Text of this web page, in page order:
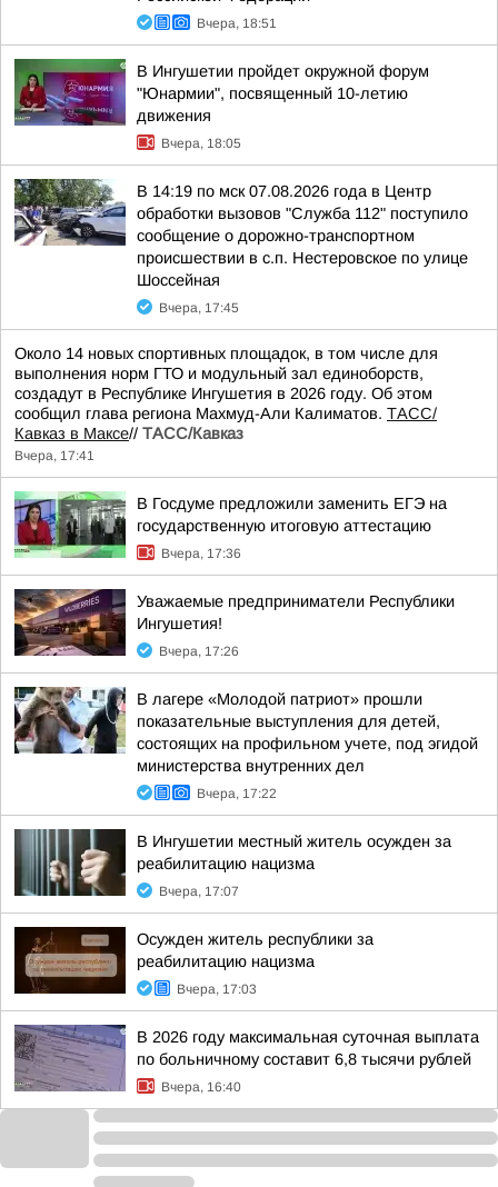
Вчера, 18:51
В Ингушетии пройдет окружной форум
"Юнармии", посвященный 10-летию
движения
Вчера, 18:05
В 14:19 по мск 07.08.2026 года в Центр
обработки вызовов "Служба 112" поступило
сообщение о дорожно-транспортном
происшествии в с.п. Нестеровское по улице
Шоссейная
Вчера, 17:45
Около 14 новых спортивных площадок, в том числе для
выполнения норм ГТО и модульный зал единоборств,
создадут в Республике Ингушетия в 2026 году. Об этом
сообщил глава региона Махмуд-Али Калиматов. ТАСС/
Кавказ в Максе// ТАСС/Кавказ
Вчера, 17:41
В Госдуме предложили заменить ЕГЭ на
государственную итоговую аттестацию
Вчера, 17:36
Уважаемые предприниматели Республики
Ингушетия!
Вчера, 17:26
В лагере «Молодой патриот» прошли
показательные выступления для детей,
состоящих на профильном учете, под эгидой
министерства внутренних дел
Вчера, 17:22
В Ингушетии местный житель осужден за
реабилитацию нацизма
Вчера, 17:07
Осужден житель республики за
реабилитацию нацизма
Вчера, 17:03
В 2026 году максимальная суточная выплата
по больничному составит 6,8 тысячи рублей
Вчера, 16:40